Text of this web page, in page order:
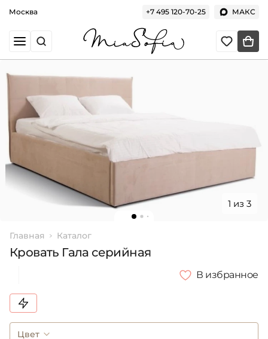
Москва +7 495 120-70-25 МАКС
1 из 3
Главная Каталог
Кровать Гала серийная
В избранное
Цвет